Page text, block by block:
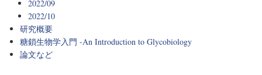
2022/09
2022/10
研究概要
糖鎖生物学入門 -An Introduction to Glycobiology
論文など